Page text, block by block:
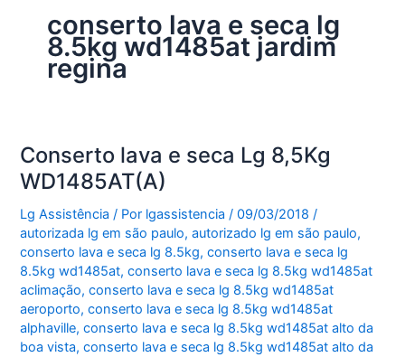
conserto lava e seca lg
8.5kg wd1485at jardim
regina
Conserto lava e seca Lg 8,5Kg
WD1485AT(A)
Lg Assistência / Por lgassistencia/09/03/2018 /
autorizada lg em são paulo,autorizado lg em são paulo,
conserto lava e seca lg 8.5kg,conserto lava e seca lg
8.5kg wd1485at,conserto lava e seca lg 8.5kg wd1485at
aclimação,conserto lava e seca lg 8.5kg wd1485at
aeroporto,conserto lava e seca lg 8.5kg wd1485at
alphaville,conserto lava e seca lg 8.5kg wd1485at alto da
boa vista,conserto lava e seca lg 8.5kg wd1485at alto da